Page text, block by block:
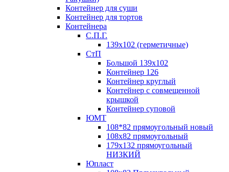
Контейнер для суши
Контейнер для тортов
Контейнера
С.П.Г.
139х102 (герметичные)
СтП
Большой 139х102
Контейнер 126
Контейнер круглый
Контейнер с совмещенной
крышкой
Контейнер суповой
ЮМТ
108*82 прямоугольный новый
108х82 прямоугольный
179х132 прямоугольный
НИЗКИЙ
Юпласт